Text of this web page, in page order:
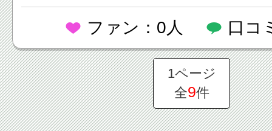
ファン：0人 口コ
1ページ
全9件